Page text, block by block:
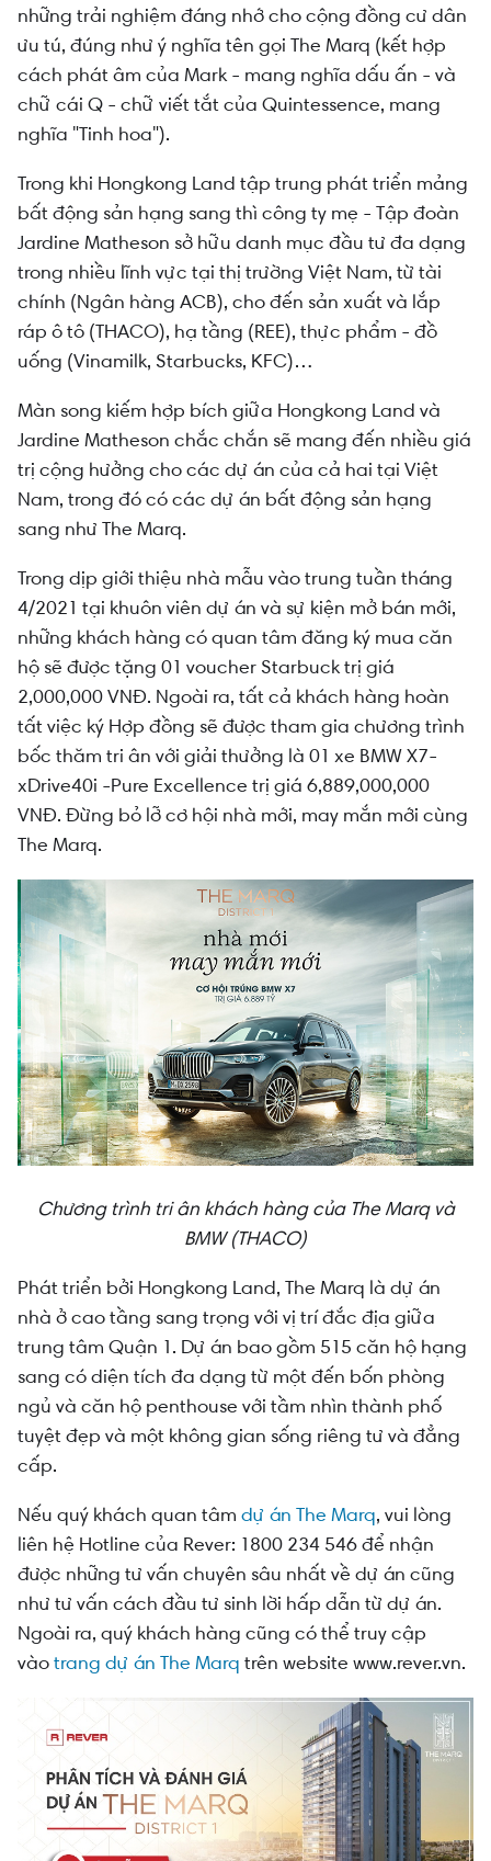
những trải nghiệm đáng nhớ cho cộng đồng cư dân
ưu tú, đúng như ý nghĩa tên gọi The Marq (kết hợp
cách phát âm của Mark - mang nghĩa dấu ấn - và
chữ cái Q - chữ viết tắt của Quintessence, mang
nghĩa "Tinh hoa").
Trong khi Hongkong Land tập trung phát triển mảng
bất động sản hạng sang thì công ty mẹ - Tập đoàn
Jardine Matheson sở hữu danh mục đầu tư đa dạng
trong nhiều lĩnh vực tại thị trường Việt Nam, từ tài
chính (Ngân hàng ACB), cho đến sản xuất và lắp
ráp ô tô (THACO), hạ tầng (REE), thực phẩm - đồ
uống (Vinamilk, Starbucks, KFC)…
Màn song kiếm hợp bích giữa Hongkong Land và
Jardine Matheson chắc chắn sẽ mang đến nhiều giá
trị cộng hưởng cho các dự án của cả hai tại Việt
Nam, trong đó có các dự án bất động sản hạng
sang như The Marq.
Trong dịp giới thiệu nhà mẫu vào trung tuần tháng
4/2021 tại khuôn viên dự án và sự kiện mở bán mới,
những khách hàng có quan tâm đăng ký mua căn
hộ sẽ được tặng 01 voucher Starbuck trị giá
2,000,000 VNĐ. Ngoài ra, tất cả khách hàng hoàn
tất việc ký Hợp đồng sẽ được tham gia chương trình
bốc thăm tri ân với giải thưởng là 01 xe BMW X7-
xDrive40i -Pure Excellence trị giá 6,889,000,000
VNĐ. Đừng bỏ lỡ cơ hội nhà mới, may mắn mới cùng
The Marq.
Chương trình tri ân khách hàng của The Marq và
BMW (THACO)
Phát triển bởi Hongkong Land, The Marq là dự án
nhà ở cao tầng sang trọng với vị trí đắc địa giữa
trung tâm Quận 1. Dự án bao gồm 515 căn hộ hạng
sang có diện tích đa dạng từ một đến bốn phòng
ngủ và căn hộ penthouse với tầm nhìn thành phố
tuyệt đẹp và một không gian sống riêng tư và đẳng
cấp.
Nếu quý khách quan tâm dự án The Marq, vui lòng
liên hệ Hotline của Rever: 1800 234 546 để nhận
được những tư vấn chuyên sâu nhất về dự án cũng
như tư vấn cách đầu tư sinh lời hấp dẫn từ dự án.
Ngoài ra, quý khách hàng cũng có thể truy cập
vàotrang dự án The Marq trên website www.rever.vn.